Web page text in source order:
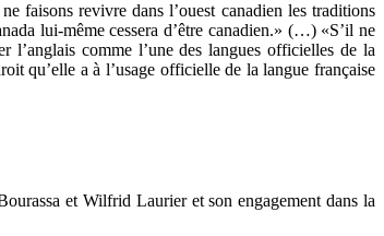
faisons revivre dans l’ouest canadien les traditions
lui-même cessera d’être canadien.» (…) «S’il ne
comme l’une des langues officielles de la
qu’elle a à l’usage officielle de la langue française
et Wilfrid Laurier et son engagement dans la